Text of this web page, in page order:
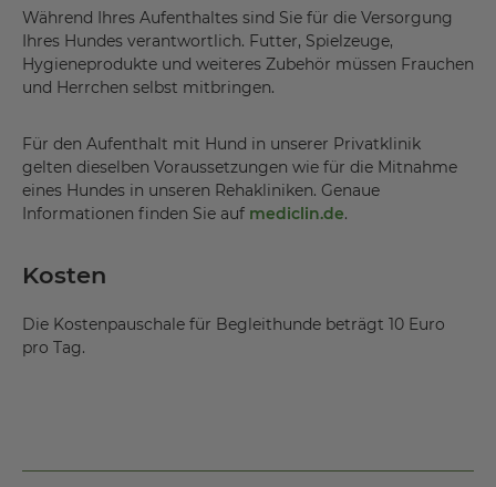
Während Ihres Aufenthaltes sind Sie für die Versorgung
Ihres Hundes verantwortlich. Futter, Spielzeuge,
Hygieneprodukte und weiteres Zubehör müssen Frauchen
und Herrchen selbst mitbringen.
Für den Aufenthalt mit Hund in unserer Privatklinik
gelten dieselben Voraussetzungen wie für die Mitnahme
eines Hundes in unseren Rehakliniken. Genaue
Informationen finden Sie auf mediclin.de.
Kosten
Die Kostenpauschale für Begleithunde beträgt 10 Euro
pro Tag.